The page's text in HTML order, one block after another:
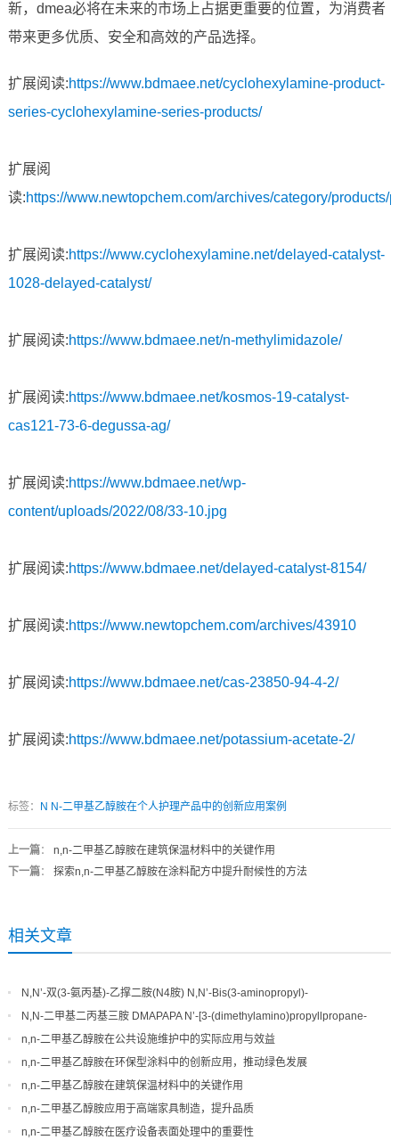
新，dmea必将在未来的市场上占据更重要的位置，为消费者
带来更多优质、安全和高效的产品选择。
扩展阅读:https://www.bdmaee.net/cyclohexylamine-product-
series-cyclohexylamine-series-products/
扩展阅
读:https://www.newtopchem.com/archives/category/products/
扩展阅读:https://www.cyclohexylamine.net/delayed-catalyst-
1028-delayed-catalyst/
扩展阅读:https://www.bdmaee.net/n-methylimidazole/
扩展阅读:https://www.bdmaee.net/kosmos-19-catalyst-
cas121-73-6-degussa-ag/
扩展阅读:https://www.bdmaee.net/wp-
content/uploads/2022/08/33-10.jpg
扩展阅读:https://www.bdmaee.net/delayed-catalyst-8154/
扩展阅读:https://www.newtopchem.com/archives/43910
扩展阅读:https://www.bdmaee.net/cas-23850-94-4-2/
扩展阅读:https://www.bdmaee.net/potassium-acetate-2/
标签： N N-二甲基乙醇胺在个人护理产品中的创新应用案例
上一篇： n,n-二甲基乙醇胺在建筑保温材料中的关键作用
下一篇： 探索n,n-二甲基乙醇胺在涂料配方中提升耐候性的方法
相关文章
N,N’-双(3-氨丙基)-乙撑二胺(N4胺) N,N’-Bis(3-aminopropyl)-
ethylenediamine CAS No10563-26-5
N,N-二甲基二丙基三胺 DMAPAPA N’-[3-(dimethylamino)propyllpropane-
1,3-diamine CAS No10563-29-8
n,n-二甲基乙醇胺在公共设施维护中的实际应用与效益
n,n-二甲基乙醇胺在环保型涂料中的创新应用，推动绿色发展
n,n-二甲基乙醇胺在建筑保温材料中的关键作用
n,n-二甲基乙醇胺应用于高端家具制造，提升品质
n,n-二甲基乙醇胺在医疗设备表面处理中的重要性